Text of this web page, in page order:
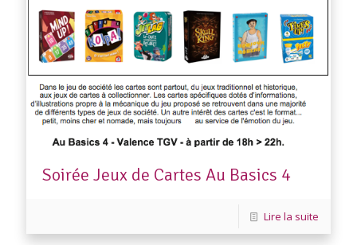
Soirée Jeux de Cartes Au Basics 4
Lire la suite